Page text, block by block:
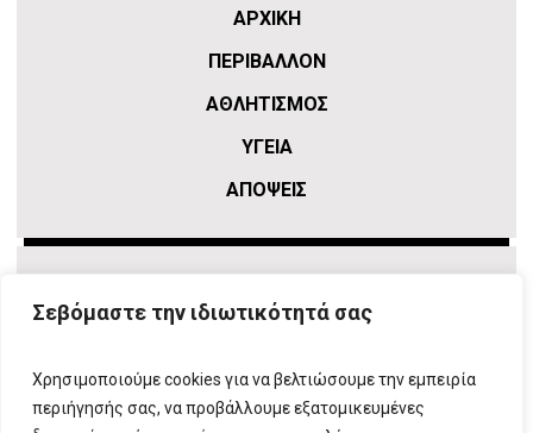
Σεβόμαστε την ιδιωτικότητά σας
Χρησιμοποιούμε cookies για να βελτιώσουμε την εμπειρία
περιήγησής σας, να προβάλλουμε εξατομικευμένες
ΑΡΧΙΚΗ
ΠΕΡΙΒΑΛΛΟΝ
ΑΘΛΗΤΙΣΜΌΣ
ΥΓΕΙΑ
ΑΠΟΨΕΙΣ